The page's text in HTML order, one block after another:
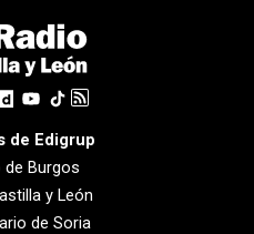
de Edigrup
de Burgos
y León
de Soria